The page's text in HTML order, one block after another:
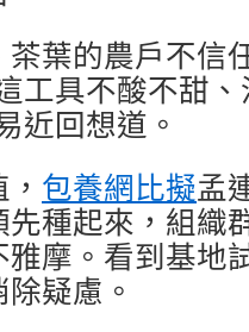
葉的農戶不信
工具不酸不甜
近回想道。
包養網比擬孟
種起來，組織
摩。看到基地
疑慮。